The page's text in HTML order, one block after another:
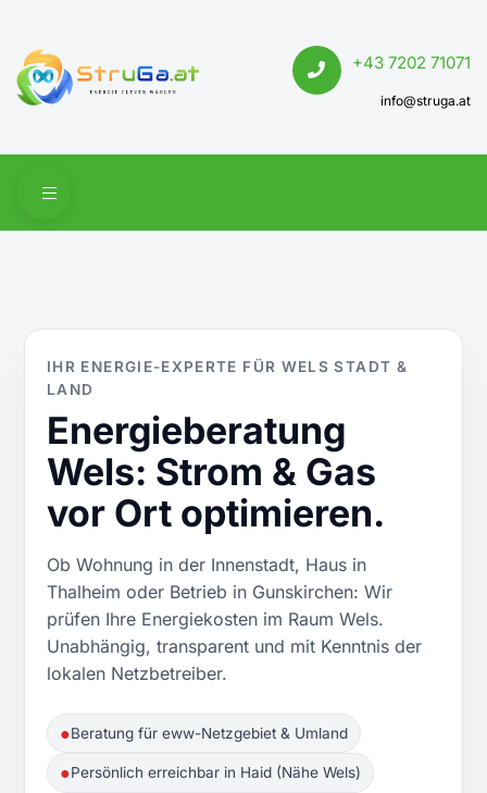
+43 7202 71071
info@struga.at
IHR ENERGIE-EXPERTE FÜR WELS STADT &
LAND
Energieberatung
Wels: Strom & Gas
vor Ort optimieren.
Ob Wohnung in der Innenstadt, Haus in
Thalheim oder Betrieb in Gunskirchen: Wir
prüfen Ihre Energiekosten im Raum Wels.
Unabhängig, transparent und mit Kenntnis der
lokalen Netzbetreiber.
●Beratung für eww-Netzgebiet & Umland
●Persönlich erreichbar in Haid (Nähe Wels)